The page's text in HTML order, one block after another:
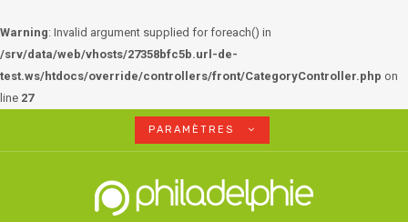
Warning: Invalid argument supplied for foreach() in
/srv/data/web/vhosts/27358bfc5b.url-de-
test.ws/htdocs/override/controllers/front/CategoryController.php on
line 27
PARAMÈTRES